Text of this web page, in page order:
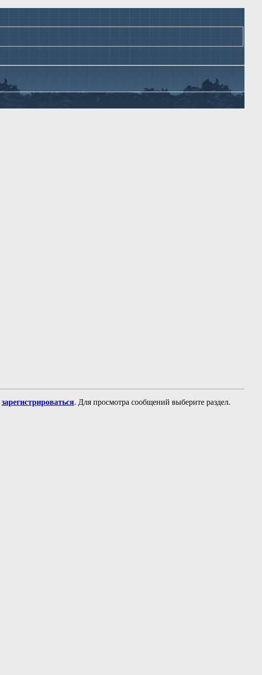
зарегистрироваться. Для просмотра сообщений выберите раздел.